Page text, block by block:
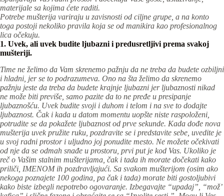
materijale sa kojima ćete raditi.
Potrebe mušterija variraju u zavisnosti od ciljne grupe, a na konto
toga postoji nekoliko pravila koja se od manikira kao profesionalnog
lica očekuju.
1. Uvek, ali uvek budite ljubazni i predusretljivi prema svakoj
mušteriji.
Time ne želimo da Vam skrenemo pažnju da ne treba da budete ozbiljni
i hladni, jer se to podrazumeva. Ono na šta želimo da skrenemo
pažnju jeste da treba da budete krajnje ljubazni jer ljubaznosti nikad
ne može biti previše, samo pazite da to ne pređe u presipanje
ljubaznošću. Uvek budite svoji i duhom i telom i na sve to dodajte
ljubaznost. Čak i kada u datom momentu uopšte niste raspoloženi,
potrudite se da pokažete ljubaznost od prve sekunde. Kada dođe nova
mušterija uvek pružite ruku, pozdravite se i predstavite sebe, uvedite je
u svoj radni prostor i uljudno joj ponudite mesto. Ne možete očekivati
od nje da se odmah snađe u prostoru, prvi put je kod Vas. Ukoliko je
reč o Vašim stalnim mušterijama, čak i tada ih morate dočekati kako
priliči, IMENOM ih pozdravljajući. Sa svakom mušterijom (osim ako
nekoga poznajete 100 godina, pa čak i tada) morate biti gostoljubivi
kako biste izbegli nepotrebo ogovaranje. Izbegavajte “upadaj”, “mož’